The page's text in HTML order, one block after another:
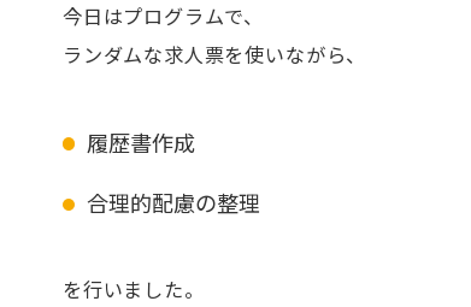
今日はプログラムで、
ランダムな求人票を使いながら、
履歴書作成
合理的配慮の整理
を行いました。